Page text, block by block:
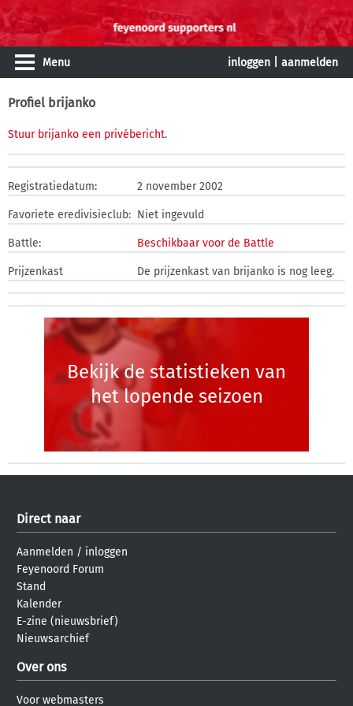
Menu inloggen aanmelden
Profiel brijanko
Stuur brijanko een privébericht.
Registratiedatum: 2 november 2002
Favoriete eredivisieclub: Niet ingevuld
Battle: Beschikbaar voor de Battle
Prijzenkast De prijzenkast van brijanko is nog leeg.
Bekijk de statistieken van
het lopende seizoen
Direct naar
Aanmelden / inloggen
Feyenoord Forum
Stand
Kalender
E-zine (nieuwsbrief)
Nieuwsarchief
Over ons
Voor webmasters